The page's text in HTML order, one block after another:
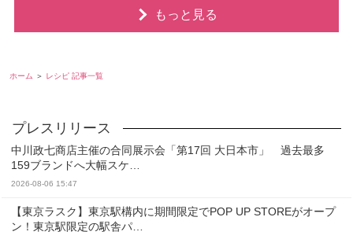
もっと見る
ホーム レシピ 記事一覧
中川政七商店主催の合同展示会「第17回 大日本市」 過去最多
159ブランドへ大幅スケ…
2026-08-06 15:47
【東京ラスク】東京駅構内に期間限定でPOP UP STOREがオープ
ン！東京駅限定の駅舎パ…